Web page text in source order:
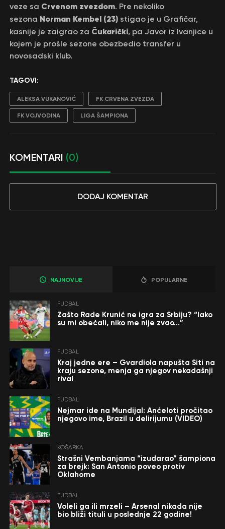
veze sa Crvenom zvezdom. Pre nekoliko
sezona Norman Kembel (23)stigao je u Grafičar,
kasnije je zaigrao za Čukarički, pa Javor iz Ivanjice u
kojem je prošle sezone obezbedio transfer u
novosadski klub.
TAGOVI:
ALEKSA VUKANOVIĆ FK CRVENA ZVEZDA
FK VOJVODINA LIGA ŠAMPIONA
KOMENTARI (0)
DODAJ KOMENTAR
NAJNOVIJE POPULARNE
FUDBAL
Zašto Rade Krunić ne igra za Srbiju? “Iako
su mi obećali, niko me nije zvao…”
FUDBAL
Kraj jedne ere – Gvardiola napušta Siti na
kraju sezone, menja ga njegov nekadašnji
rival
FUDBAL
Nejmar ide na Mundijal: Anćeloti pročitao
njegovo ime, Brazil u delirijumu (VIDEO)
KOŠARKA
Strašni Vembanjama “izudarao” šampiona
za brejk: San Antonio poveo protiv
Oklahome
FUDBAL
Voleli ga ili mrzeli – Arsenal nikada nije
bio bliži tituli u poslednje 22 godine!